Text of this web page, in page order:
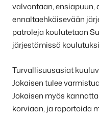
valvontaan, ensiapuun,
ennaltaehkäisevään
patroleja koulutetaan
järjestämissä
Turvallisuusasiat
Jokaisen tulee
Jokaisen myös
korviaan, ja raportoida